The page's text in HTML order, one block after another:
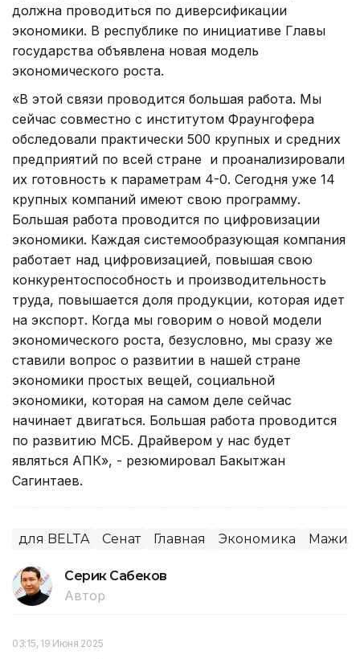
должна проводиться по диверсификации
экономики. В республике по инициативе Главы
государства объявлена новая модель
экономического роста.
«В этой связи проводится большая работа. Мы
сейчас совместно с институтом Фраунгофера
обследовали практически 500 крупных и средних
предприятий по всей стране и проанализировали
их готовность к параметрам 4-0. Сегодня уже 14
крупных компаний имеют свою программу.
Большая работа проводится по цифровизации
экономики. Каждая системообразующая компания
работает над цифровизацией, повышая свою
конкурентоспособность и производительность
труда, повышается доля продукции, которая идет
на экспорт. Когда мы говорим о новой модели
экономического роста, безусловно, мы сразу же
ставили вопрос о развитии в нашей стране
экономики простых вещей, социальной
экономики, которая на самом деле сейчас
начинает двигаться. Большая работа проводится
по развитию МСБ. Драйвером у нас будет
являться АПК», - резюмировал Бакытжан
Сагинтаев.
для BELTA Сенат Главная Экономика
Серик Сабеков
Автор
03:15, 19 Июня 2025